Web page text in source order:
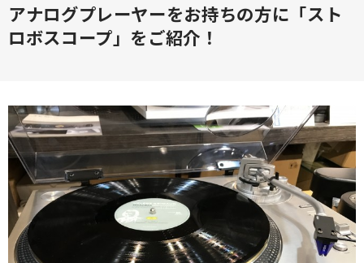
アナログプレーヤーをお持ちの方に「スト
ロボスコープ」をご紹介！